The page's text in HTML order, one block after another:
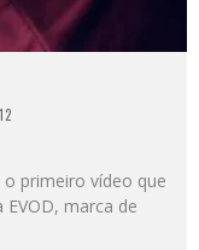
primeiro vídeo que
marca de